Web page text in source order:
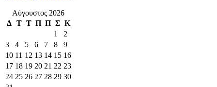
Αύγουστος 2026
Δ Τ Τ Π Π Σ Κ
1
2
3
4 5 6 7 8
9
10 11 12 13 14 15 16
17 18 19 20 21 22 23
24 25 26 27 28 29 30